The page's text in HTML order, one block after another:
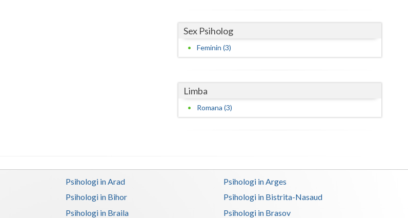
Olt
Salaj
Satu-Mare
Teleorman
Timis
Sex Psiholog
Feminin (3)
Limba
Romana (3)
Psihologi in Arad
Psihologi in Arges
Psihologi in Bihor
Psihologi in Bistrita-Nasaud
Psihologi in Braila
Psihologi in Brasov